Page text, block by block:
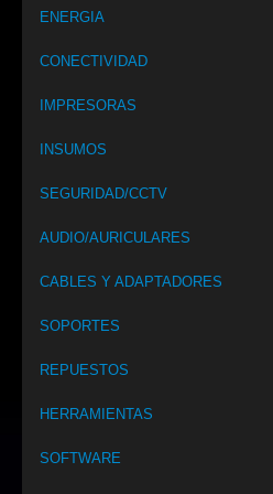
ENERGIA
CONECTIVIDAD
IMPRESORAS
INSUMOS
SEGURIDAD/CCTV
AUDIO/AURICULARES
CABLES Y ADAPTADORES
SOPORTES
REPUESTOS
HERRAMIENTAS
SOFTWARE